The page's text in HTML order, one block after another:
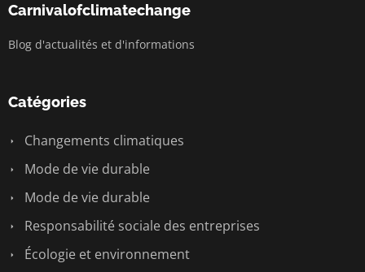
Carnivalofclimatechange
Blog d'actualités et d'informations
Catégories
Changements climatiques
Mode de vie durable
Mode de vie durable
Responsabilité sociale des entreprises
Écologie et environnement